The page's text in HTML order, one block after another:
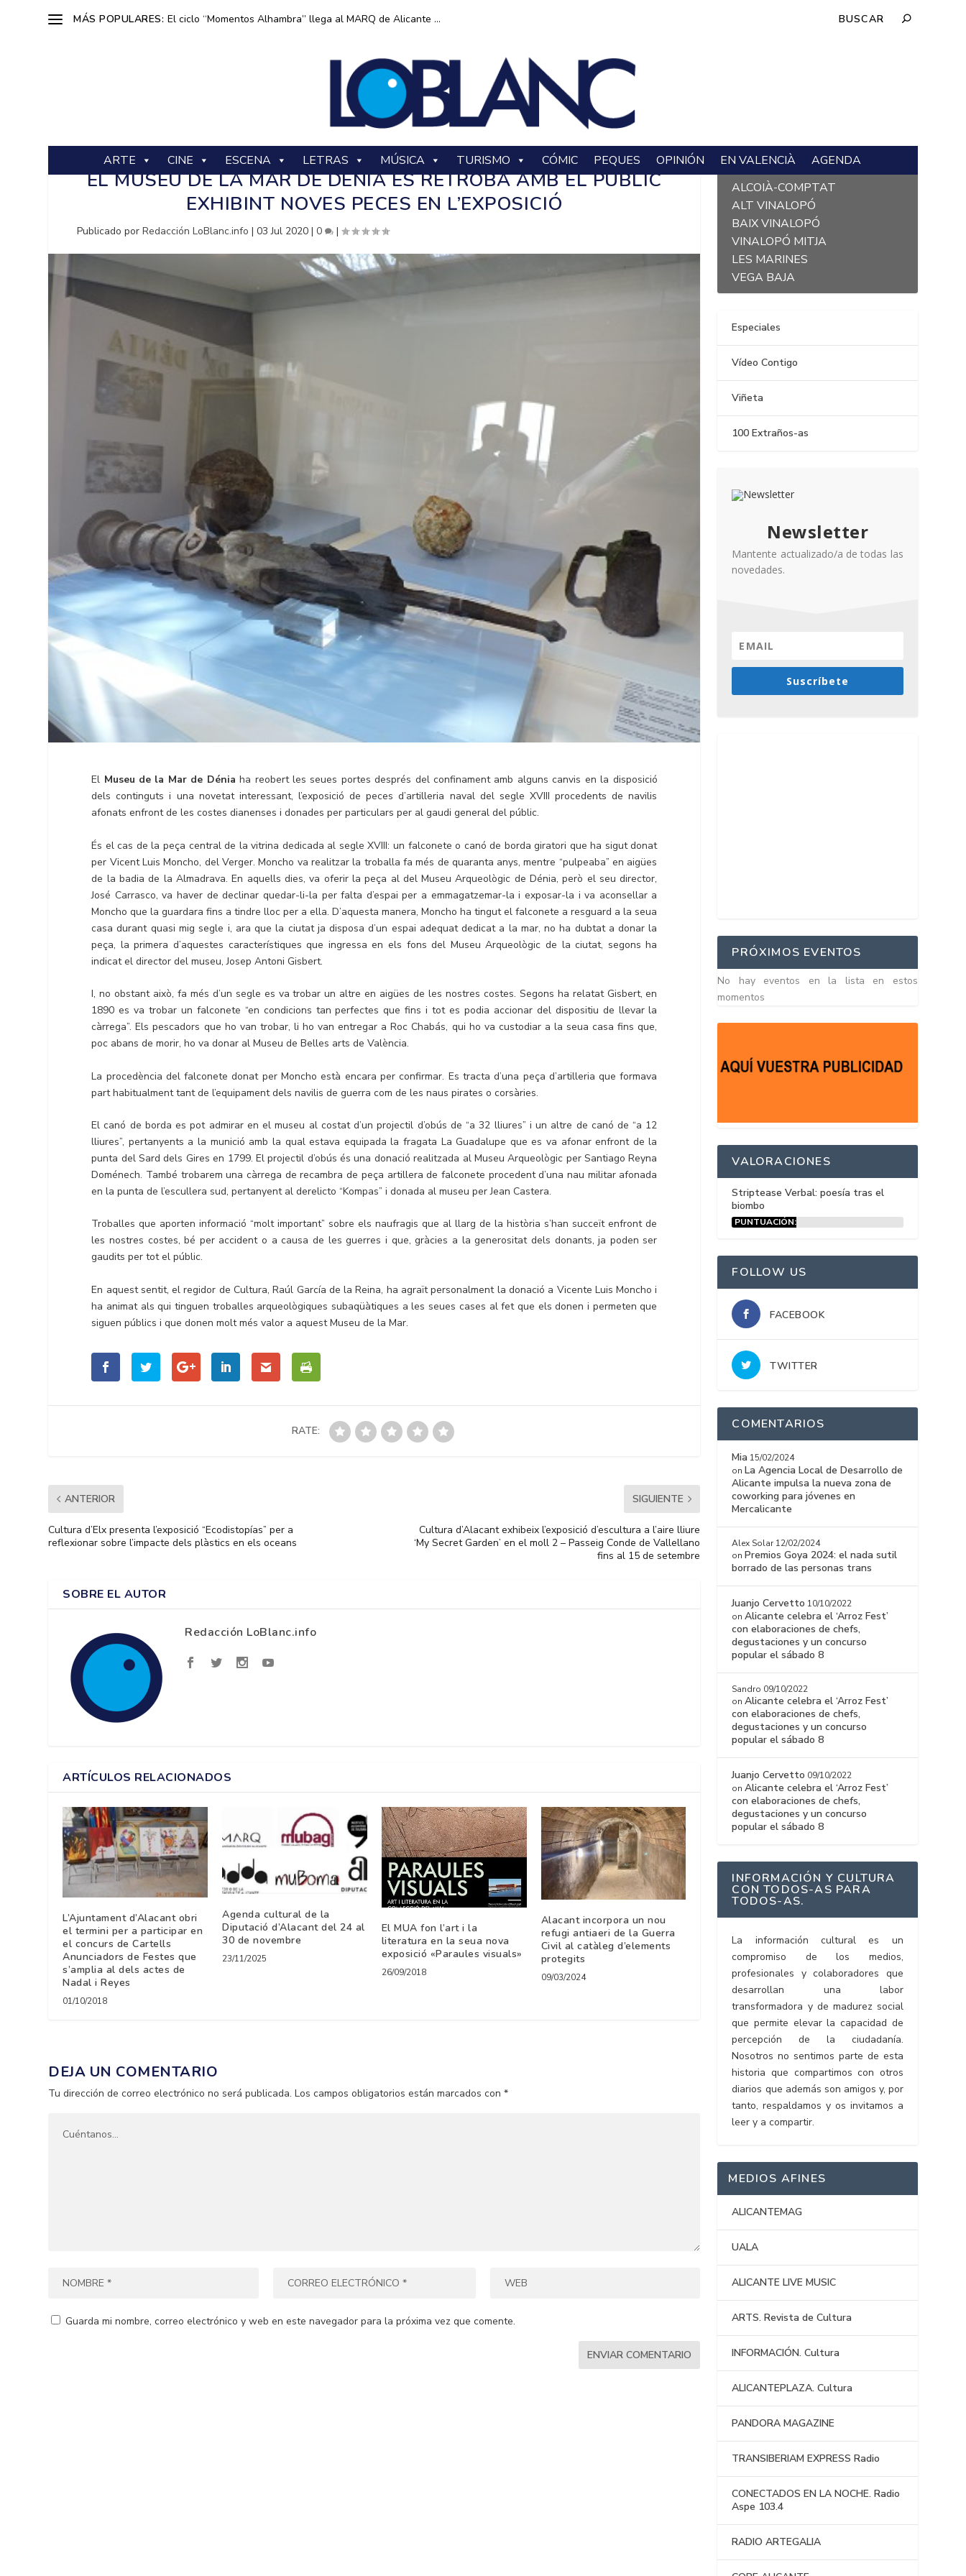
MÁS POPULARES: El ciclo “Momentos Alhambra” llega al MARQ de Alicante ...
ARTE CINE ESCENA LETRAS MÚSICA TURISMO CÓMIC PEQUES OPINIÓN EN VALENCIÀ AGENDA
EL MUSEU DE LA MAR DE DÉNIA ES RETROBA AMB EL PÚBLIC
EXHIBINT NOVES PECES EN L’EXPOSICIÓ
Publicado porRedacción LoBlanc.info |03 Jul 2020 |0 |
El Museu de la Mar de Dénia ha reobert les seues portes després del confinament amb alguns canvis en la disposició
dels continguts i una novetat interessant, l’exposició de peces d’artilleria naval del segle XVIII procedents de navilis
afonats enfront de les costes dianenses i donades per particulars per al gaudi general del públic.
És el cas de la peça central de la vitrina dedicada al segle XVIII: un falconete o canó de borda giratori que ha sigut donat
per Vicent Luis Moncho, del Verger. Moncho va realitzar la troballa fa més de quaranta anys, mentre “pulpeaba” en aigües
de la badia de la Almadrava. En aquells dies, va oferir la peça al del Museu Arqueològic de Dénia, però el seu director,
José Carrasco, va haver de declinar quedar-li-la per falta d’espai per a emmagatzemar-la i exposar-la i va aconsellar a
Moncho que la guardara fins a tindre lloc per a ella. D’aquesta manera, Moncho ha tingut el falconete a resguard a la seua
casa durant quasi mig segle i, ara que la ciutat ja disposa d’un espai adequat dedicat a la mar, no ha dubtat a donar la
peça, la primera d’aquestes característiques que ingressa en els fons del Museu Arqueològic de la ciutat, segons ha
indicat el director del museu, Josep Antoni Gisbert.
I, no obstant això, fa més d’un segle es va trobar un altre en aigües de les nostres costes. Segons ha relatat Gisbert, en
1890 es va trobar un falconete “en condicions tan perfectes que fins i tot es podia accionar del dispositiu de llevar la
càrrega”. Els pescadors que ho van trobar, li ho van entregar a Roc Chabás, qui ho va custodiar a la seua casa fins que,
poc abans de morir, ho va donar al Museu de Belles arts de València.
La procedència del falconete donat per Moncho està encara per confirmar. Es tracta d’una peça d’artilleria que formava
part habitualment tant de l’equipament dels navilis de guerra com de les naus pirates o corsàries.
El canó de borda es pot admirar en el museu al costat d’un projectil d’obús de “a 32 lliures” i un altre de canó de “a 12
lliures”, pertanyents a la munició amb la qual estava equipada la fragata La Guadalupe que es va afonar enfront de la
punta del Sard dels Gires en 1799. El projectil d’obús és una donació realitzada al Museu Arqueològic per Santiago Reyna
Doménech. També trobarem una càrrega de recambra de peça artillera de falconete procedent d’una nau militar afonada
en la punta de l’escullera sud, pertanyent al derelicto “Kompas” i donada al museu per Jean Castera.
Troballes que aporten informació “molt important” sobre els naufragis que al llarg de la història s’han succeït enfront de
les nostres costes, bé per accident o a causa de les guerres i que, gràcies a la generositat dels donants, ja poden ser
gaudits per tot el públic.
En aquest sentit, el regidor de Cultura, Raúl García de la Reina, ha agraït personalment la donació a Vicente Luis Moncho i
ha animat als qui tinguen troballes arqueològiques subaqüàtiques a les seues cases al fet que els donen i permeten que
siguen públics i que donen molt més valor a aquest Museu de la Mar.
RATE:
ANTERIOR
Cultura d’Elx presenta l’exposició “Ecodistopías” per a
reflexionar sobre l’impacte dels plàstics en els oceans
SIGUIENTE
Cultura d’Alacant exhibeix l’exposició d’escultura a l’aire lliure
‘My Secret Garden’ en el moll 2 – Passeig Conde de Vallellano
fins al 15 de setembre
SOBRE EL AUTOR
Redacción LoBlanc.info
ARTÍCULOS RELACIONADOS
L’Ajuntament d’Alacant obri
el termini per a participar en
el concurs de Cartells
Anunciadors de Festes que
s’amplia al dels actes de
Nadal i Reyes
01/10/2018
Agenda cultural de la
Diputació d’Alacant del 24 al
30 de novembre
23/11/2025
El MUA fon l’art i la
literatura en la seua nova
exposició «Paraules visuals»
26/09/2018
Alacant incorpora un nou
refugi antiaeri de la Guerra
Civil al catàleg d’elements
protegits
09/03/2024
DEJA UN COMENTARIO
Tu dirección de correo electrónico no será publicada. Los campos obligatorios están marcados con*
Guarda mi nombre, correo electrónico y web en este navegador para la próxima vez que comente.
L´ALACANTÍ
ALCOIÀ-COMPTAT
ALT VINALOPÓ
BAIX VINALOPÓ
VINALOPÓ MITJA
LES MARINES
VEGA BAJA
Especiales
Vídeo Contigo
Viñeta
100 Extraños-as
Newsletter
Mantente actualizado/a de todas las
novedades.
Suscríbete
PRÓXIMOS EVENTOS
No hay eventos en la lista en estos
momentos
VALORACIONES
Striptease Verbal: poesía tras el
biombo
PUNTUACIÓN:
FOLLOW US
FACEBOOK
TWITTER
COMENTARIOS
Mia 15/02/2024
on La Agencia Local de Desarrollo de
Alicante impulsa la nueva zona de
coworking para jóvenes en
Mercalicante
Alex Solar 12/02/2024
on Premios Goya 2024: el nada sutil
borrado de las personas trans
Juanjo Cervetto 10/10/2022
onAlicante celebra el ‘Arroz Fest’
con elaboraciones de chefs,
degustaciones y un concurso
popular el sábado 8
Sandro 09/10/2022
onAlicante celebra el ‘Arroz Fest’
con elaboraciones de chefs,
degustaciones y un concurso
popular el sábado 8
Juanjo Cervetto 09/10/2022
onAlicante celebra el ‘Arroz Fest’
con elaboraciones de chefs,
degustaciones y un concurso
popular el sábado 8
INFORMACIÓN Y CULTURA
CON TODOS-AS PARA
TODOS-AS.
La información cultural es un
compromiso de los medios,
profesionales y colaboradores que
desarrollan una labor
transformadora y de madurez social
que permite elevar la capacidad de
percepción de la ciudadanía.
Nosotros no sentimos parte de esta
historia que compartimos con otros
diarios que además son amigos y, por
tanto, respaldamos y os invitamos a
leer y a compartir.
MEDIOS AFINES
ALICANTEMAG
UALA
ALICANTE LIVE MUSIC
ARTS. Revista de Cultura
INFORMACIÓN. Cultura
ALICANTEPLAZA. Cultura
PANDORA MAGAZINE
TRANSIBERIAM EXPRESS Radio
CONECTADOS EN LA NOCHE. Radio
Aspe 103.4
RADIO ARTEGALIA